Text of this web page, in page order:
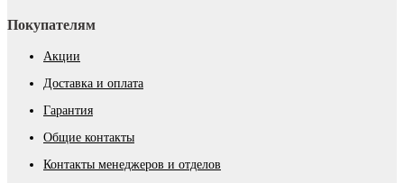
Покупателям
Акции
Доставка и оплата
Гарантия
Общие контакты
Контакты менеджеров и отделов